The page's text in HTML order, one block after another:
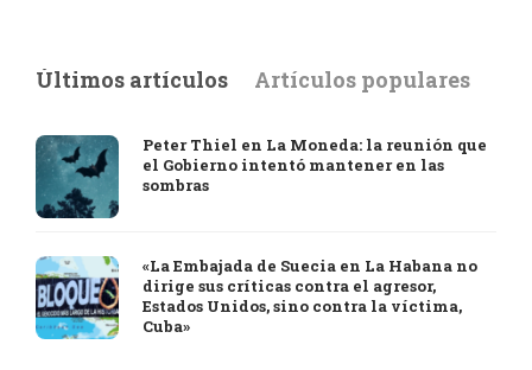
Últimos artículos Artículos populares
Peter Thiel en La Moneda: la reunión que
el Gobierno intentó mantener en las
sombras
«La Embajada de Suecia en La Habana no
dirige sus críticas contra el agresor,
Estados Unidos, sino contra la víctima,
Cuba»